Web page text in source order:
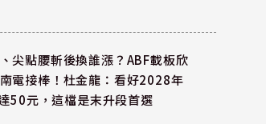
尖點腰斬後換誰漲？ABF載板欣
電接棒！杜金龍：看好2028年
50元，這檔是末升段首選